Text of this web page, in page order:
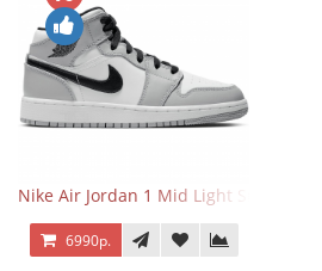
Nike Air Jordan 1 Mid Light Smoke Grey
6990р.